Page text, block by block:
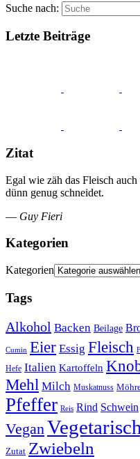
Suche nach:
Letzte Beiträge
Zitat
Egal wie zäh das Fleisch
dünn genug schneidet.
— Guy Fieri
Kategorien
Kategorien
Tags
Alkohol Backen Beilage
Cumin Eier Essig Fleisch
Hefe Italien Kartoffeln
Mehl Milch Muskatnuss
Pfeffer Reis Rind Schwein
Vegan
Zutat Zwiebeln